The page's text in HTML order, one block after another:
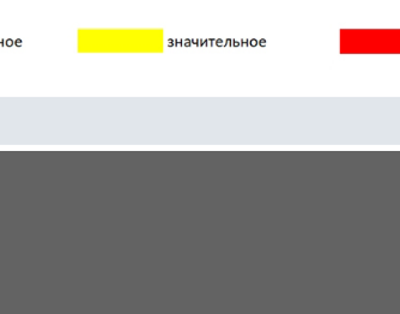
вызова.
услуг сотрудниками Учреждения